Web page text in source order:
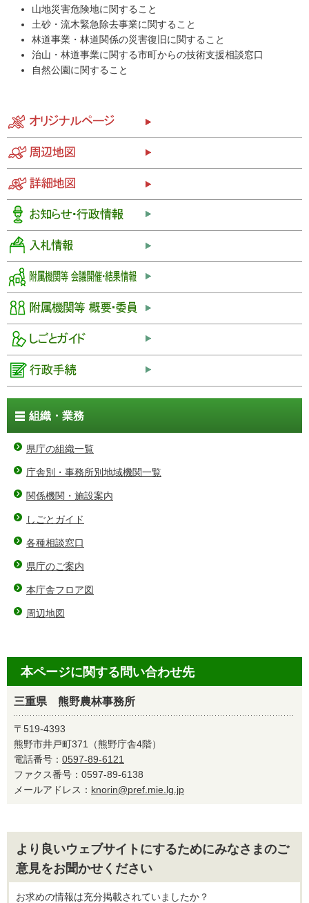
山地災害危険地に関すること
土砂・流木緊急除去事業に関すること
林道事業・林道関係の災害復旧に関すること
治山・林道事業に関する市町からの技術支援相談窓口
自然公園に関すること
組織・業務
県庁の組織一覧
庁舎別・事務所別地域機関一覧
関係機関・施設案内
しごとガイド
各種相談窓口
県庁のご案内
本庁舎フロア図
周辺地図
本ページに関する問い合わせ先
三重県 熊野農林事務所
〒519-4393
熊野市井戸町371（熊野庁舎4階）
電話番号： 0597-89-6121
ファクス番号：0597-89-6138
メールアドレス： knorin@pref.mie.lg.jp
より良いウェブサイトにするためにみなさまのご
意見をお聞かせください
お求めの情報は充分掲載されていましたか？